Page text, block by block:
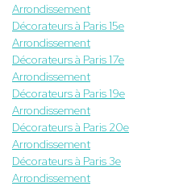
Arrondissement
Décorateurs à Paris 15e
Arrondissement
Décorateurs à Paris 17e
Arrondissement
Décorateurs à Paris 19e
Arrondissement
Décorateurs à Paris 20e
Arrondissement
Décorateurs à Paris 3e
Arrondissement